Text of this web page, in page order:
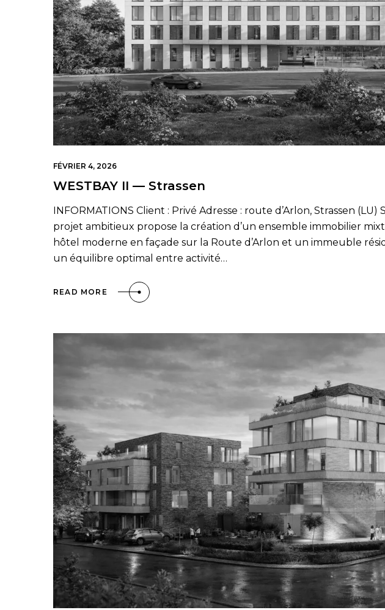
FÉVRIER 4, 2026
WESTBAY II — Strassen
INFORMATIONS Client : Privé Adresse : route d’Arlon, Strassen (LU)
projet ambitieux propose la création d’un ensemble immobilier
hôtel moderne en façade sur la Route d’Arlon et un immeuble
un équilibre optimal entre activité…
READ MORE